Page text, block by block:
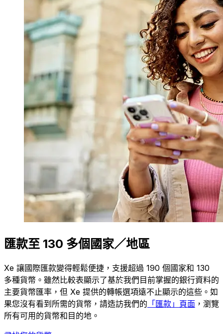
匯款至 130 多個國家／地區
Xe 讓國際匯款變得輕鬆便捷，支援超過 190 個國家和 130
多種貨幣。雖然比較表顯示了基於我們目前掌握的銀行資料的
主要貨幣匯率，但 Xe 提供的轉帳選項遠不止顯示的這些。如
果您沒有看到所需的貨幣，請造訪我們的 「匯款」頁面 ，瀏覽
所有可用的貨幣和目的地。